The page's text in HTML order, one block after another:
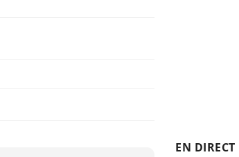
EN DIRECT